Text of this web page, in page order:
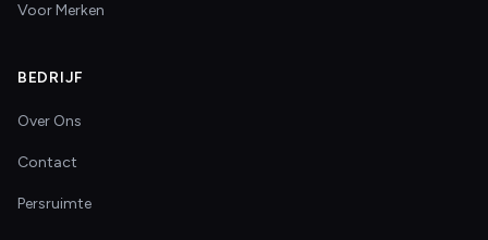
Voor Merken
BEDRIJF
Over Ons
Contact
Persruimte